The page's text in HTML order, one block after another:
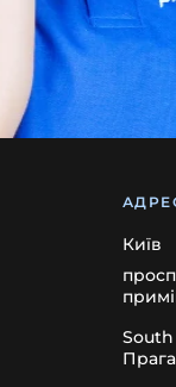
Київ
South